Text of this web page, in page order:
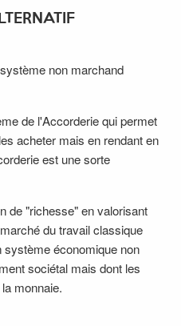
non marchand
de l'Accorderie qui permet
acheter mais en rendant en
est une sorte
de "richesse" en valorisant
du travail classique
économique non
sociétal mais dont les
monnaie.